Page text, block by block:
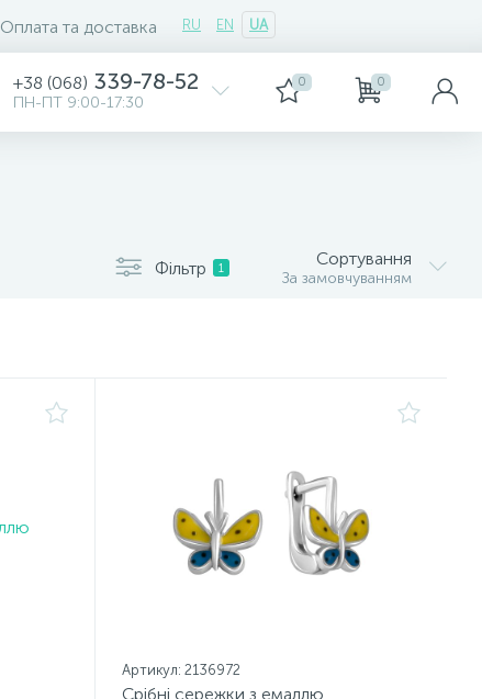
Оплата та доставка RU EN UA
+38 (068) 339-78-52
ПН-ПТ 9:00-17:30
0 0
Фільтр 1 Сортування
За замовчуванням
Артикул: 2136972
Срібні сережки з емаллю